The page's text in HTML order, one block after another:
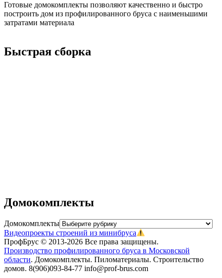
Готовые домокомплекты позволяют качественно и быстро
построить дом из профилированного бруса с наименьшими
затратами материала
Быстрая сборка
Домокомплекты
Домокомплекты
Видеопроекты строений из минибруса
ПрофБрус © 2013-2026 Все права защищены.
Производство профилированного бруса в Московской
области. Домокомплекты. Пиломатериалы. Строительство
домов. 8(906)093-84-77 info@prof-brus.com